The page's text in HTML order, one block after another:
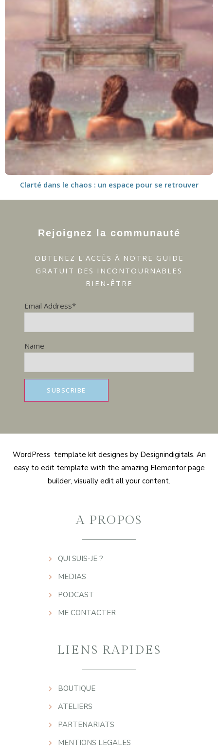
Clarté dans le chaos : un espace pour se retrouver
Rejoignez la communauté
OBTENEZ L'ACCÈS À NOTRE GUIDE
GRATUIT DES INCONTOURNABLES
BIEN-ÊTRE
Email Address*
Name
WordPress template kit designes by Designindigitals. An
easy to edit template with the amazing Elementor page
builder, visually edit all your content.
A PROPOS
QUI SUIS-JE ?
MEDIAS
PODCAST
ME CONTACTER
LIENS RAPIDES
BOUTIQUE
ATELIERS
PARTENARIATS
MENTIONS LEGALES